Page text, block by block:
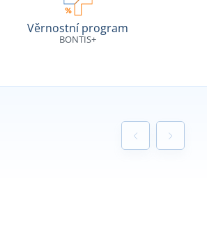
Věrnostní program
BONTIS+